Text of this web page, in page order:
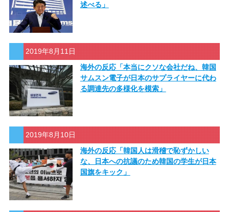
述べる」
2019年8月11日
海外の反応「本当にクソな会社だね、韓国
サムスン電子が日本のサプライヤーに代わ
る調達先の多様化を模索」
2019年8月10日
海外の反応「韓国人は滑稽で恥ずかしい
な、日本への抗議のため韓国の学生が日本
国旗をキック」